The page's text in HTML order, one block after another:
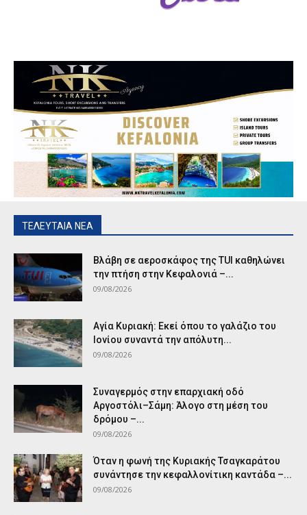
ΤΕΛΕΥΤΑΙΑ ΝΕΑ
Βλάβη σε αεροσκάφος της TUI καθηλώνει
την πτήση στην Κεφαλονιά –...
09/08/2026
Αγία Κυριακή: Εκεί όπου το γαλάζιο του
Ιονίου συναντά την απόλυτη...
09/08/2026
Συναγερμός στην επαρχιακή οδό
Αργοστόλι–Σάμη: Άλογο στη μέση του
δρόμου –...
09/08/2026
Όταν η φωνή της Κυριακής Τσαγκαράτου
συνάντησε την κεφαλλονίτικη καντάδα –...
09/08/2026